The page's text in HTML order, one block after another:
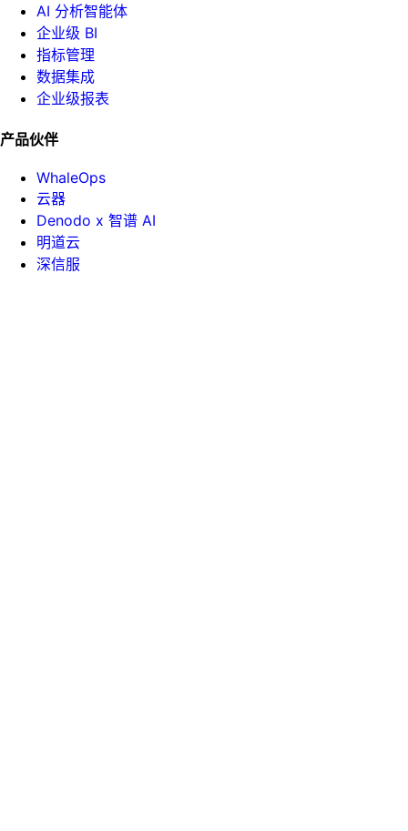
AI 分析智能体
企业级 BI
指标管理
数据集成
企业级报表
产品伙伴
WhaleOps
云器
Denodo x 智谱 AI
明道云
深信服